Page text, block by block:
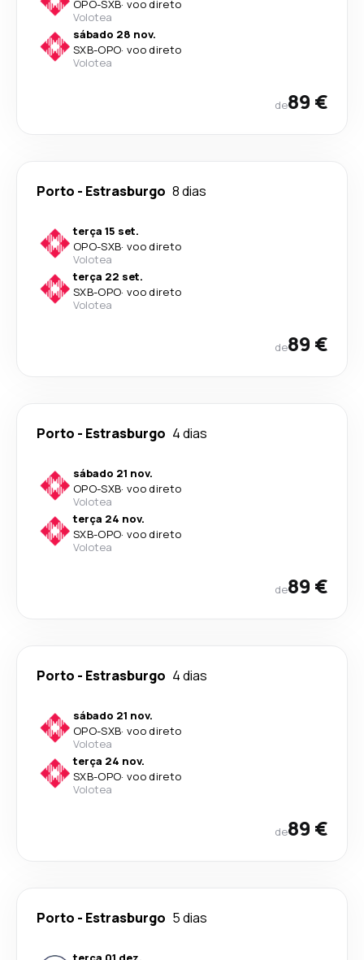
OPO-SXB· voo direto
Volotea
sábado 28 nov.
SXB-OPO· voo direto
Volotea
de89 €
Porto - Estrasburgo 8 dias
terça 15 set.
OPO-SXB· voo direto
Volotea
terça 22 set.
SXB-OPO· voo direto
Volotea
de89 €
Porto - Estrasburgo 4 dias
sábado 21 nov.
OPO-SXB· voo direto
Volotea
terça 24 nov.
SXB-OPO· voo direto
Volotea
de89 €
Porto - Estrasburgo 4 dias
sábado 21 nov.
OPO-SXB· voo direto
Volotea
terça 24 nov.
SXB-OPO· voo direto
Volotea
de89 €
Porto - Estrasburgo 5 dias